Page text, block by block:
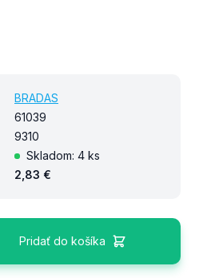
BRADAS
61039
9310
Skladom: 4 ks
2,83 €
Pridať do košíka